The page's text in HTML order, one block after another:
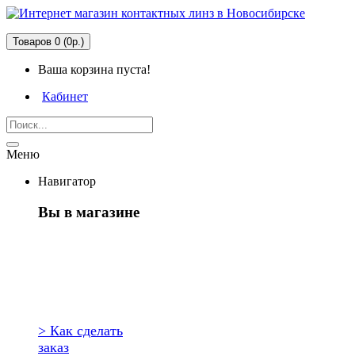
Товаров 0 (0р.)
Ваша корзина пуста!
Кабинет
Меню
Навигатор
Вы в магазине
> Как сделать
заказ